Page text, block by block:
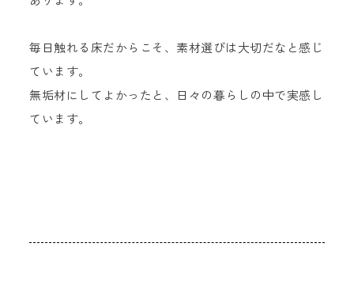
毎日触れる床だからこそ、素材選びは大切だなと感じ
ています。
無垢材にしてよかったと、日々の暮らしの中で実感し
ています。